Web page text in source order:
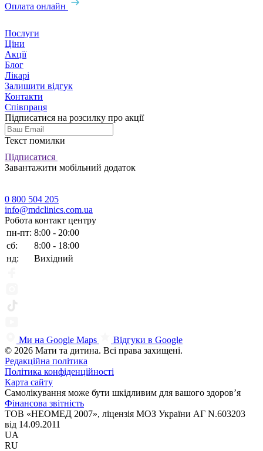
Оплата онлайн
Послуги
Ціни
Акції
Блог
Лікарі
Залишити відгук
Контакти
Співпраця
Підписатися на розсилку про акції
Текст помилки
Підписатися
Завантажити мобільний додаток
0 800 504 205
info@mdclinics.com.ua
Робота контакт центру
пн-пт: 8:00 - 20:00
сб:
8:00 - 18:00
нд:
Вихідний
Ми на Google Maps
Відгуки в Google
© 2026 Мати та дитина. Всі права захищені.
Редакційна політика
Політика конфіденційності
Карта сайту
Самолікування може бути шкідливим для вашого здоров’я
Фінансова звітність
ТОВ «НЕОМЕД 2007», ліцензія МОЗ України АГ N.603203
від 14.09.2011
UA
RU